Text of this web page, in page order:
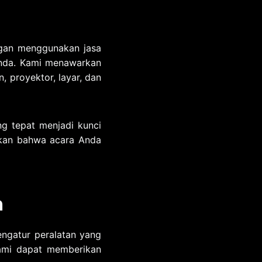
menggunakan jasa
Kami menawarkan
proyektor, layar, dan
tepat menjadi kunci
bahwa acara Anda
peralatan yang
dapat memberikan